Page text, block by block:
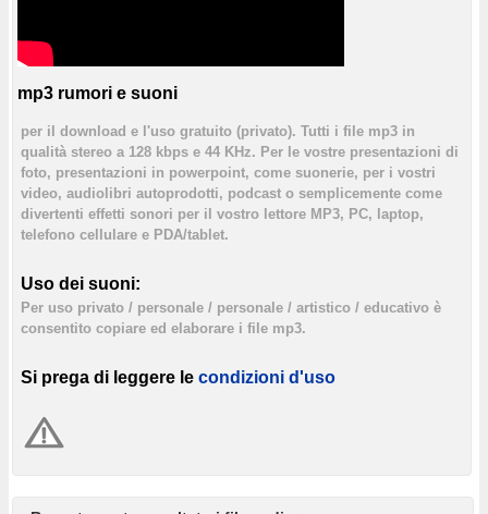
mp3 rumori e suoni
per il download e l'uso gratuito (privato). Tutti i file mp3 in
qualità stereo a 128 kbps e 44 KHz. Per le vostre presentazioni di
foto, presentazioni in powerpoint, come suonerie, per i vostri
video, audiolibri autoprodotti, podcast o semplicemente come
divertenti effetti sonori per il vostro lettore MP3, PC, laptop,
telefono cellulare e PDA/tablet.
Uso dei suoni:
Per uso privato / personale / personale / artistico / educativo è
consentito copiare ed elaborare i file mp3.
Si prega di leggere le condizioni d'uso